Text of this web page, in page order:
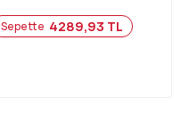
Sepette 4289,93 TL